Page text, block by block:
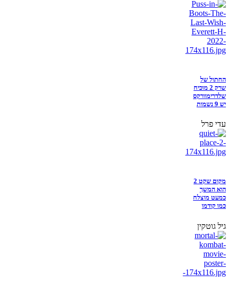
החתול של
שרק 2 מוכיח
שלדרימוורקס
יש 9 נשמות
עדי פרל
מקום שקט 2
הוא המשך
כמעט מוצלח
כמו קודמו
גיל גוטקין